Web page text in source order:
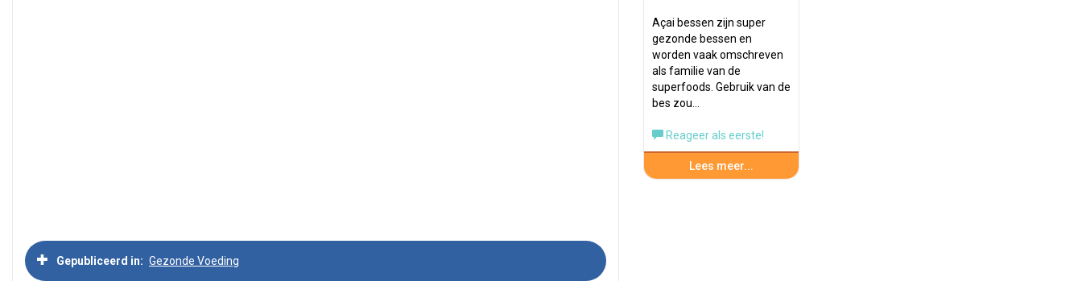
Gepubliceerd in Gezonde Voeding
Açai bessen zijn super
gezonde bessen en
worden vaak omschreven
als familie van de
superfoods. Gebruik van de
bes zou…
Reageer als eerste!
Lees meer...